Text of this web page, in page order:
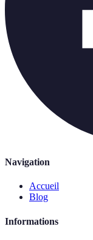
Navigation
Accueil
Blog
Informations